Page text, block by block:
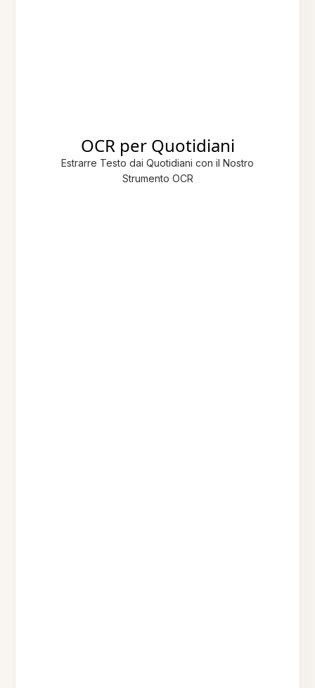
OCR per Quotidiani
Estrarre Testo dai Quotidiani con il Nostro
Strumento OCR